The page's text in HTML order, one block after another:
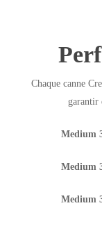
Chaque canne
garantir
Medium
Medium
Medium